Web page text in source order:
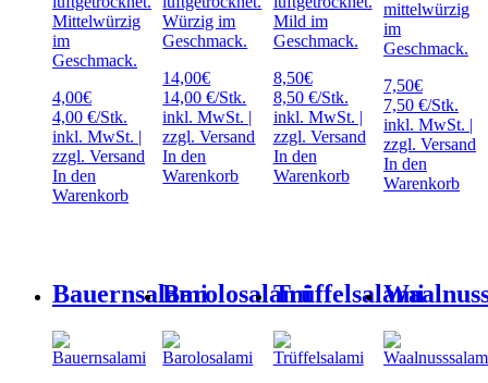
Mittelwürzig
im
Geschmack.
4,00€
4,00 €/Stk.
inkl. MwSt. |
zzgl. Versand
In den
Warenkorb
Würzig im
Geschmack.
14,00€
14,00 €/Stk.
inkl. MwSt. |
zzgl.Versand
In den
Warenkorb
Mild im
Geschmack.
8,50€
8,50 €/Stk.
inkl. MwSt. |
zzgl. Versand
In den
Warenkorb
mittelwürzig
im
Geschmack.
7,50€
7,50 €/Stk.
inkl. MwSt. |
zzgl. Versand
In den
Warenkorb
BauernsalamiBarolosalamiTrüffelsalami